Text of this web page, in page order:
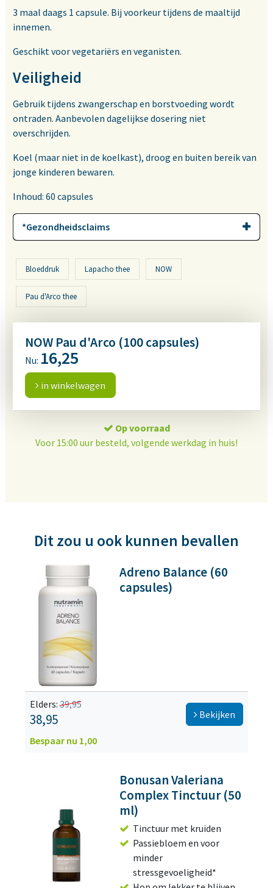
3 maal daags 1 capsule. Bij voorkeur tijdens de maaltijd
innemen.
Geschikt voor vegetariërs en veganisten.
Veiligheid
Gebruik tijdens zwangerschap en borstvoeding wordt
ontraden. Aanbevolen dagelijkse dosering niet
overschrijden.
Koel (maar niet in de koelkast), droog en buiten bereik van
jonge kinderen bewaren.
Inhoud: 60 capsules
*Gezondheidsclaims
Bloeddruk Lapacho thee NOW
Pau d'Arco thee
NOW Pau d'Arco (100 capsules)
Nu: 16,25
in winkelwagen
Op voorraad
Voor 15:00 uur besteld, volgende werkdag in huis!
Dit zou u ook kunnen bevallen
Adreno Balance (60
capsules)
Elders:39,95
38,95
Bespaar nu 1,00
Bekijken
Bonusan Valeriana
Complex Tinctuur (50
ml)
Tinctuur met kruiden
Passiebloem en voor
minder
stressgevoeligheid*